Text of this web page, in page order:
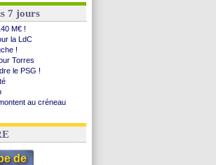
7 jours
M€ !
la LdC
!
Torres
le PSG !
au créneau
Diomandé
de